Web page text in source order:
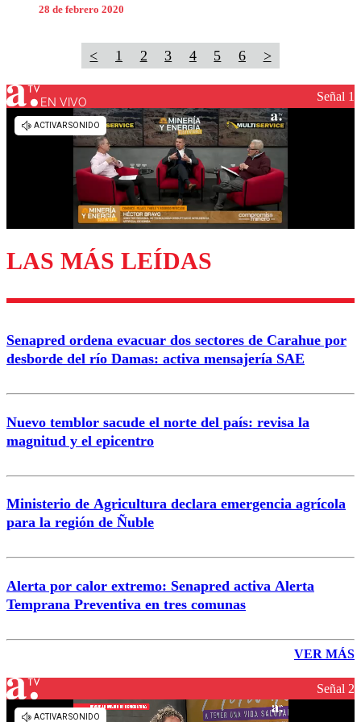
28 de febrero 2020
< 1 2 3 4 5 6 >
EN VIVO Señal 1
LAS MÁS LEÍDAS
Senapred ordena evacuar dos sectores de Carahue por
desborde del río Damas: activa mensajería SAE
Nuevo temblor sacude el norte del país: revisa la
magnitud y el epicentro
Ministerio de Agricultura declara emergencia agrícola
para la región de Ñuble
Alerta por calor extremo: Senapred activa Alerta
Temprana Preventiva en tres comunas
VER MÁS
Señal 2